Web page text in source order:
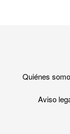
Quiénes
Aviso